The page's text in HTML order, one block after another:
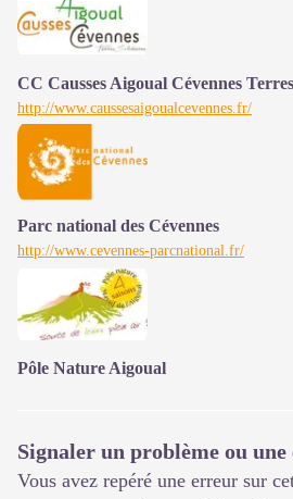
CC Causses Aigoual Cévennes
http://www.caussesaigoualcevennes.fr/
Parc national des Cévennes
http://www.cevennes-parcnational.fr/
Pôle Nature Aigoual
Signaler un problème ou
Vous avez repéré une erreur sur